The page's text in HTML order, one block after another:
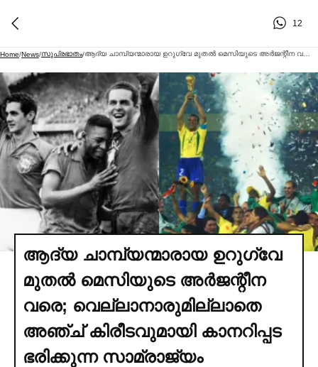
12
Home/News/സുപ്രഭാതം/
ആദ്യ ചാമ്പ്യന്മാരായ ഉറുഗ്വേ
മുതല്‍ മെസിയുടെ അര്‍ജന്റീന
വരെ; വെല്ലാനാരുമില്ലാതെ
അഞ്ച് കിരീടവുമായി കാനറിപ്പട
ഭരിക്കുന്ന സാമ്രാജ്യം